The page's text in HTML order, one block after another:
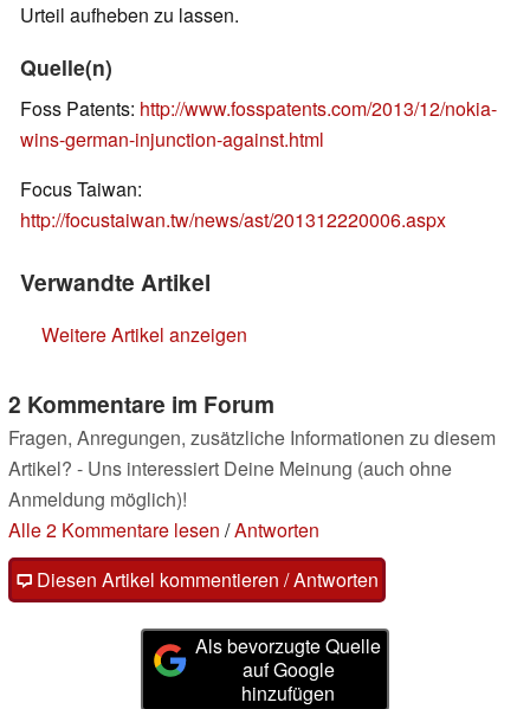
Urteil aufheben zu lassen.
Quelle(n)
Foss Patents: http://www.fosspatents.com/2013/12/nokia-
wins-german-injunction-against.html
Focus Taiwan:
http://focustaiwan.tw/news/ast/201312220006.aspx
Verwandte Artikel
Weitere Artikel anzeigen
2 Kommentare im Forum
Fragen, Anregungen, zusätzliche Informationen zu diesem
Artikel? - Uns interessiert Deine Meinung (auch ohne
Anmeldung möglich)!
Alle 2 Kommentare lesen /Antworten
Diesen Artikel kommentieren / Antworten
Als bevorzugte Quelle
auf Google
hinzufügen